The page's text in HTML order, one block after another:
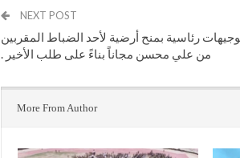
NEXT POST
رئاسية بمنح أرضية لأحد الضباط المقربين
من علي محسن مجاناً بناءً على طلب الأخير .
More From Author